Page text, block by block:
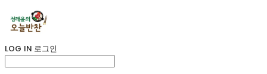
LOG IN 로그인